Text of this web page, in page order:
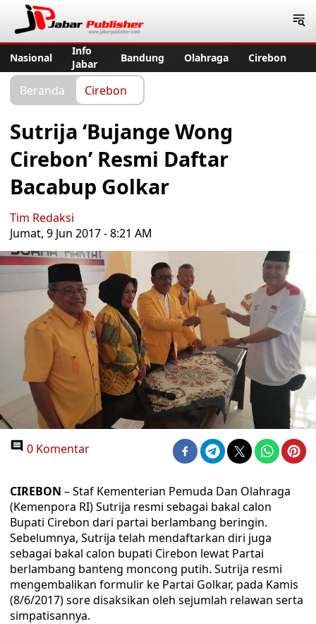
Nasional
Info
Jabar
Bandung Olahraga Cirebon
Beranda Cirebon
Sutrija ‘Bujange Wong
Cirebon’ Resmi Daftar
Bacabup Golkar
Tim Redaksi
Jumat, 9 Jun 2017 - 8:21 AM
0 Komentar
CIREBON – Staf Kementerian Pemuda Dan Olahraga
(Kemenpora RI) Sutrija resmi sebagai bakal calon
Bupati Cirebon dari partai berlambang beringin.
Sebelumnya, Sutrija telah mendaftarkan diri juga
sebagai bakal calon bupati Cirebon lewat Partai
berlambang banteng moncong putih. Sutrija resmi
mengembalikan formulir ke Partai Golkar, pada Kamis
(8/6/2017) sore disaksikan oleh sejumlah relawan serta
simpatisannya.